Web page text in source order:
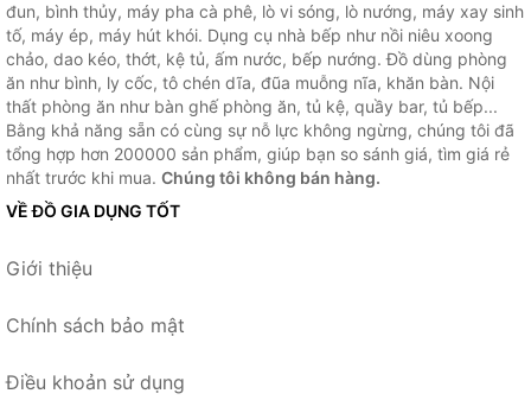
đun, bình thủy, máy pha cà phê, lò vi sóng, lò nướng, máy xay sinh
tố, máy ép, máy hút khói. Dụng cụ nhà bếp như nồi niêu xoong
chảo, dao kéo, thớt, kệ tủ, ấm nước, bếp nướng. Đồ dùng phòng
ăn như bình, ly cốc, tô chén dĩa, đũa muỗng nĩa, khăn bàn. Nội
thất phòng ăn như bàn ghế phòng ăn, tủ kệ, quầy bar, tủ bếp...
Bằng khả năng sẵn có cùng sự nỗ lực không ngừng, chúng tôi đã
tổng hợp hơn 200000 sản phẩm, giúp bạn so sánh giá, tìm giá rẻ
nhất trước khi mua. Chúng tôi không bán hàng.
VỀ ĐỒ GIA DỤNG TỐT
Giới thiệu
Chính sách bảo mật
Điều khoản sử dụng